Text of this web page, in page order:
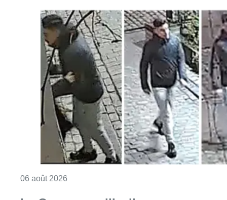
06 août 2026Consulter l'article "La police lance un avis
La Commune d’Ixelles ouvre un
registre de condoléances en
mémoire de Jaswinder Singh,
commerçant tué lors d’un
braquage